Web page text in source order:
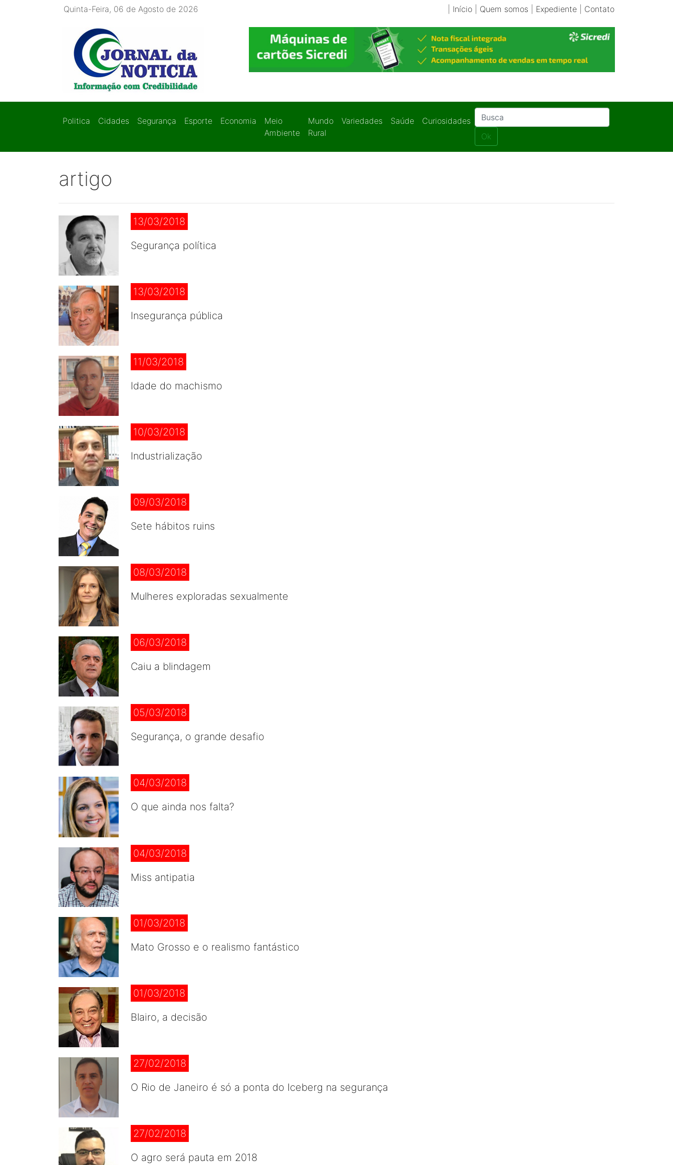
Quinta-Feira, 06 de Agosto de 2026 Início| Quem somos Expediente| Contato
Politica Cidades Segurança Esporte Economia
Meio
Ambiente
Mundo
Rural
Variedades Saúde
Curiosidades
Ok
artigo
13/03/2018
Segurança política
13/03/2018
Insegurança pública
11/03/2018
Idade do machismo
10/03/2018
Industrialização
09/03/2018
Sete hábitos ruins
08/03/2018
Mulheres exploradas sexualmente
06/03/2018
Caiu a blindagem
05/03/2018
Segurança, o grande desafio
04/03/2018
O que ainda nos falta?
04/03/2018
Miss antipatia
01/03/2018
Mato Grosso e o realismo fantástico
01/03/2018
Blairo, a decisão
27/02/2018
O Rio de Janeiro é só a ponta do Iceberg na segurança
27/02/2018
O agro será pauta em 2018